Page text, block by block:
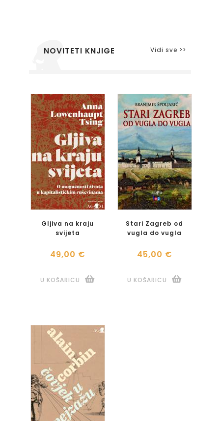
NOVITETI KNJIGE Vidi sve >>
Gljiva na kraju
svijeta
49,00 €
U KOŠARICU
Stari Zagreb od
vugla do vugla
45,00 €
U KOŠARICU